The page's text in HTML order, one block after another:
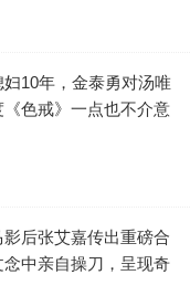
券！
的商务被狙没了，
10年，金泰勇对汤唯
色戒》一点也不介意
后张艾嘉传出重磅合
中亲自操刀，呈现奇